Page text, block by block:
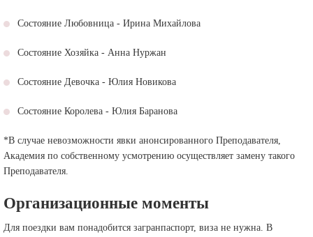
Состояние Любовница - Ирина Михайлова
Состояние Хозяйка - Анна Нуржан
Состояние Девочка - Юлия Новикова
Состояние Королева - Юлия Баранова
*В случае невозможности явки анонсированного Преподавателя,
Академия по собственному усмотрению осуществляет замену такого
Преподавателя.
Организационные моменты
Для поездки вам понадобится загранпаспорт, виза не нужна. В